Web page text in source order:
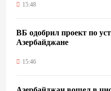
15:48
ВБ одобрил проект по
Азербайджане
15:46